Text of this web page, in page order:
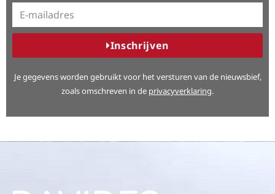
Inschrijven
l
e
Je gegevens worden gebruikt voor het versturen van de nieuwsbief,
zoals omschreven in de privacyverklaring.